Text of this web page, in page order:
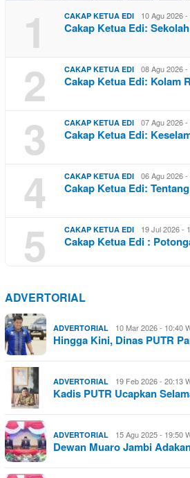
1 CAKAP KETUA EDI 10 Agu 2026
Cakap Ketua Edi:
2 CAKAP KETUA EDI 08 Agu 2026
Cakap Ketua Edi: Kolam
3 CAKAP KETUA EDI 07 Agu 2026
Cakap Ketua Edi:
4 CAKAP KETUA EDI 06 Agu 2026
Cakap Ketua Edi:
5 CAKAP KETUA EDI 19 Jul 2026 -
Cakap Ketua Edi :
ADVERTORIAL
ADVERTORIAL 10 Mar 2026 - 10:40
Hingga Kini, Dinas PUTR
ADVERTORIAL 19 Feb 2026 - 20:13
Kadis PUTR Ucapkan
ADVERTORIAL 15 Agu 2025 - 19:50
Dewan Muaro Jambi